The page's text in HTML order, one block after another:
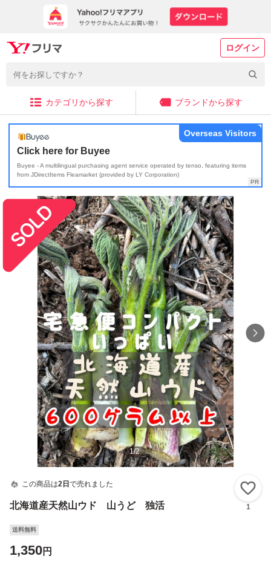
ログイン
カテゴリから探す ブランドから探す
Click here for Buyee
Buyee - A multilingual purchasing agent service operated by tenso, featuring items
from JDirectItems Fleamarket (provided by LY Corporation)
Overseas Visitors
1/2
この商品は2日 で売れました
北海道産天然山ウド 山うど 独活 1
送料無料
1,350円